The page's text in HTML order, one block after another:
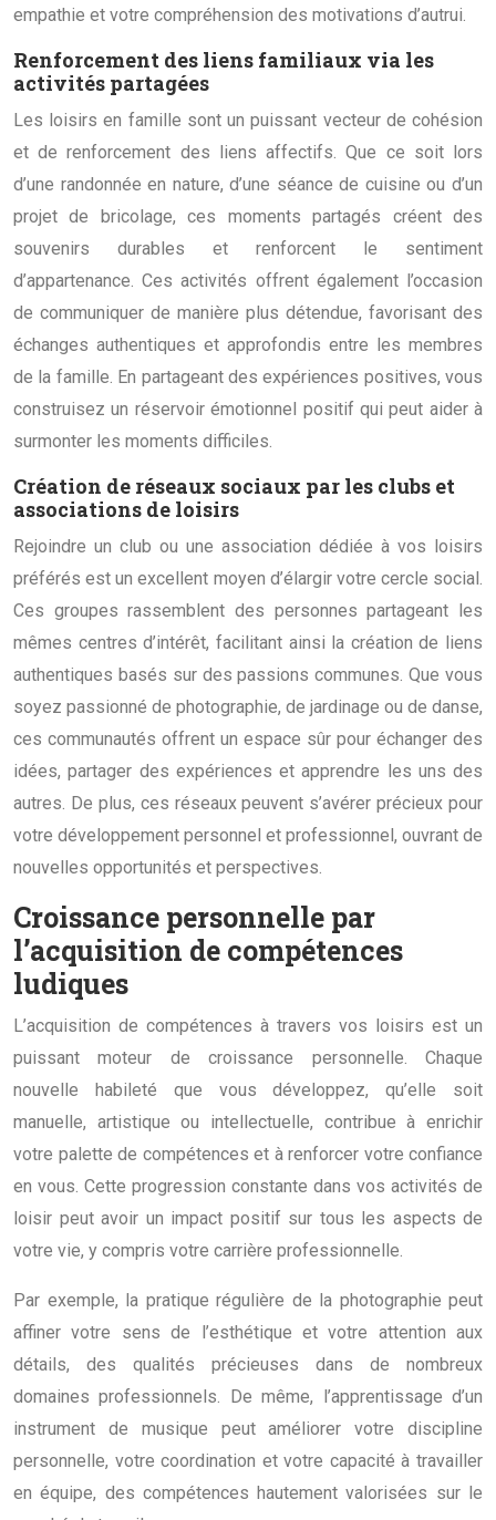
empathie et votre compréhension des motivations d’autrui.
Renforcement des liens familiaux via les
activités partagées
Les loisirs en famille sont un puissant vecteur de cohésion
et de renforcement des liens affectifs. Que ce soit lors
d’une randonnée en nature, d’une séance de cuisine ou d’un
projet de bricolage, ces moments partagés créent des
souvenirs durables et renforcent le sentiment
d’appartenance. Ces activités offrent également l’occasion
de communiquer de manière plus détendue, favorisant des
échanges authentiques et approfondis entre les membres
de la famille. En partageant des expériences positives, vous
construisez un réservoir émotionnel positif qui peut aider à
surmonter les moments difficiles.
Création de réseaux sociaux par les clubs et
associations de loisirs
Rejoindre un club ou une association dédiée à vos loisirs
préférés est un excellent moyen d’élargir votre cercle social.
Ces groupes rassemblent des personnes partageant les
mêmes centres d’intérêt, facilitant ainsi la création de liens
authentiques basés sur des passions communes. Que vous
soyez passionné de photographie, de jardinage ou de danse,
ces communautés offrent un espace sûr pour échanger des
idées, partager des expériences et apprendre les uns des
autres. De plus, ces réseaux peuvent s’avérer précieux pour
votre développement personnel et professionnel, ouvrant de
nouvelles opportunités et perspectives.
Croissance personnelle par
l’acquisition de compétences
ludiques
L’acquisition de compétences à travers vos loisirs est un
puissant moteur de croissance personnelle. Chaque
nouvelle habileté que vous développez, qu’elle soit
manuelle, artistique ou intellectuelle, contribue à enrichir
votre palette de compétences et à renforcer votre confiance
en vous. Cette progression constante dans vos activités de
loisir peut avoir un impact positif sur tous les aspects de
votre vie, y compris votre carrière professionnelle.
Par exemple, la pratique régulière de la photographie peut
affiner votre sens de l’esthétique et votre attention aux
détails, des qualités précieuses dans de nombreux
domaines professionnels. De même, l’apprentissage d’un
instrument de musique peut améliorer votre discipline
personnelle, votre coordination et votre capacité à travailler
en équipe, des compétences hautement valorisées sur le